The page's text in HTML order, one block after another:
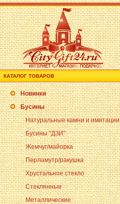
КАТАЛОГ ТОВАРОВ
Новинки
Бусины
Натуральные камни и имитации
Бусины "ДЗИ"
Жемчуг/майорка
Перламутр/ракушка
Хрустальное стекло
Стеклянные
Металлические